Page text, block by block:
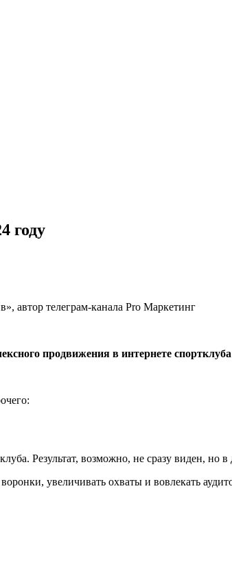
году
автор телеграм-канала Pro Маркетинг
продвижения в интернете
Результат, возможно, не сразу виден, но
увеличивать охваты и вовлекать